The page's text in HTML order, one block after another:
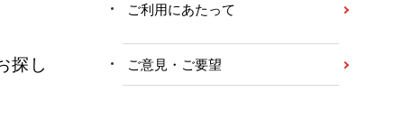
探し
ご利用にあたって
ご意見・ご要望